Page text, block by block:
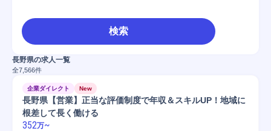
検索
長野県の求人一覧
全7,566件
企業ダイレクト New
長野県【営業】正当な評価制度で年収＆スキルUP！地域に
根差して長く働ける
352万~